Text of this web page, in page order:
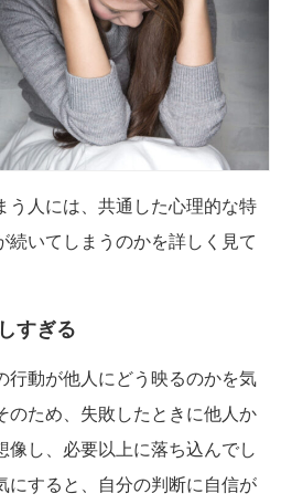
う人には、共通した心理的な特
続いてしまうのかを詳しく見て
すぎる
行動が他人にどう映るのかを気
のため、失敗したときに他人か
像し、必要以上に落ち込んでし
にすると、自分の判断に自信が